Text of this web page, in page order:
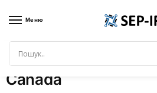
Меню
Головна
Canada